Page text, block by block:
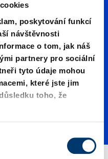
poskytování funkcí
návštěvnosti
o tom, jak náš
partnery pro sociální
tyto údaje mohou
které jste jim
toho, že
Sadu